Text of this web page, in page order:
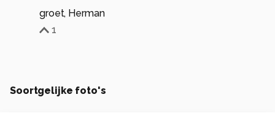
groet, Herman
1
Soortgelijke foto's